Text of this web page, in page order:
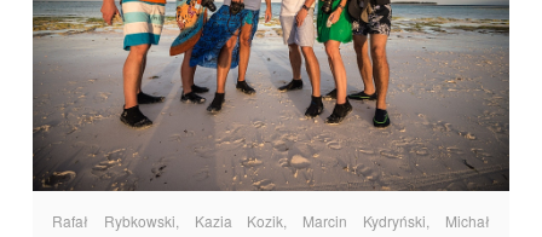
Rafał Rybkowski, Kazia Kozik, Marcin Kydryński, Michał